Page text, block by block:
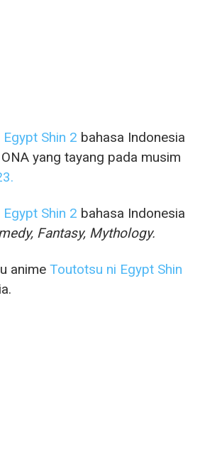
Shin 2 bahasa Indonesia
yang tayang pada musim
Shin 2 bahasa Indonesia
Fantasy, Mythology.
anime Toutotsu ni Egypt Shin